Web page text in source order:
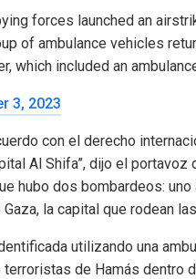
forces launched an
of ambulance vehicles
which included an
3, 2023
con el derecho
Al Shifa”, dijo el
hubo dos bombardeos:
la capital que rodean
utilizando una
de Hamás dentro